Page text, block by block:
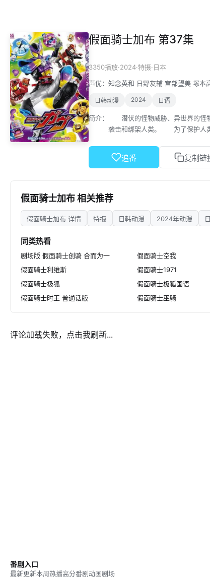
假面骑士加布 第37集
3350播放·2024·特摄·日本
声优： 知念英和 日野友辅 宫部望美 塚本
日韩动漫 2024 日语
简介：
潜伏的怪物威胁、异世界的怪
袭击和绑架人类。 为了保护人
人战斗的故事开始了！
追番 复制链
假面骑士加布 相关推荐
假面骑士加布 详情 特摄 日韩动漫 2024年动漫
同类热看
剧场版 假面骑士创骑 合而为一
假面骑士空我
假面骑士利维斯
假面骑士1971
假面骑士极狐
假面骑士极狐国语
假面骑士时王 普通话版
假面骑士巫骑
评论加载失败，点击我刷新...
番剧入口
最新更新本周热播高分番剧动画剧场